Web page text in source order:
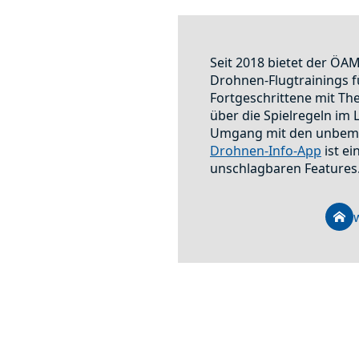
Seit 2018 bietet der
Drohnen-Flugtrainings
Fortgeschrittene mit
über die Spielregeln im
Umgang mit den
Drohnen-Info-App ist
unschlagbaren